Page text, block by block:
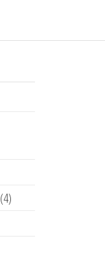
(4)